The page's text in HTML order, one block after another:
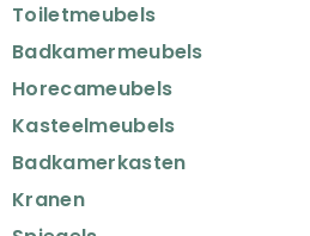
Toiletmeubels
Badkamermeubels
Horecameubels
Kasteelmeubels
Badkamerkasten
Kranen